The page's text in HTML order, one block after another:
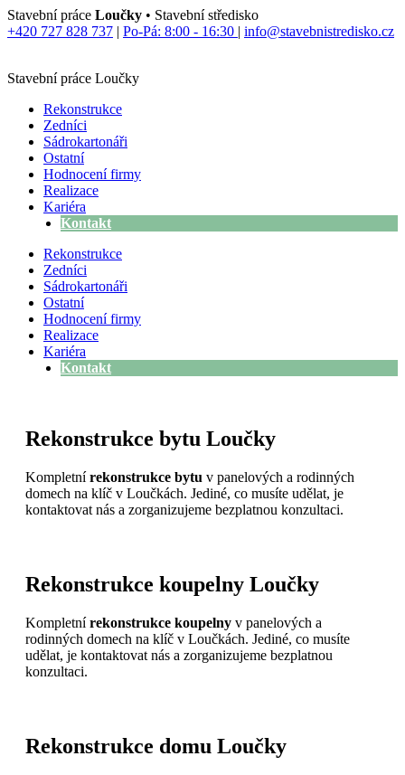
Přejít
k
Stavební práce Loučky • Stavební středisko
+420 727 828 737 | Po-Pá: 8:00 - 16:30 | info@stavebnistredisko.cz
Stavební práce Loučky
Rekonstrukce
Zedníci
Sádrokartonáři
Ostatní
Hodnocení firmy
Realizace
Kariéra
Kontakt
Rekonstrukce
Zedníci
Sádrokartonáři
Ostatní
Hodnocení firmy
Realizace
Kariéra
Kontakt
Rekonstrukce bytu Loučky
Kompletnírekonstrukce bytu v panelových a rodinných
domech na klíč v Loučkách. Jediné, co musíte udělat, je
kontaktovat nás a zorganizujeme bezplatnou konzultaci.
Rekonstrukce koupelny Loučky
Kompletnírekonstrukce koupelny v panelových a
rodinných domech na klíč v Loučkách. Jediné, co musíte
udělat, je kontaktovat nás a zorganizujeme bezplatnou
konzultaci.
Rekonstrukce domu Loučky